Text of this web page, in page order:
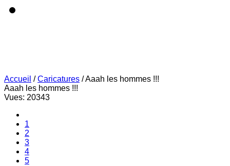
Accueil /Caricatures /Aaah les hommes !!!
Aaah les hommes !!!
Vues: 20343
1
2
3
4
5